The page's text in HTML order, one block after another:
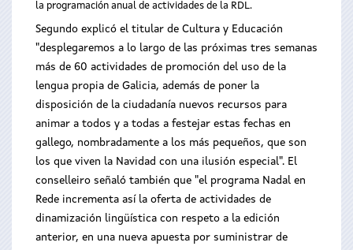
la programación anual de actividades de la RDL.
Segundo explicó el titular de Cultura y Educación
"desplegaremos a lo largo de las próximas tres semanas
más de 60 actividades de promoción del uso de la
lengua propia de Galicia, además de poner la
disposición de la ciudadanía nuevos recursos para
animar a todos y a todas a festejar estas fechas en
gallego, nombradamente a los más pequeños, que son
los que viven la Navidad con una ilusión especial". El
conselleiro señaló también que "el programa Nadal en
Rede incrementa así la oferta de actividades de
dinamización lingüística con respeto a la edición
anterior, en una nueva apuesta por suministrar de